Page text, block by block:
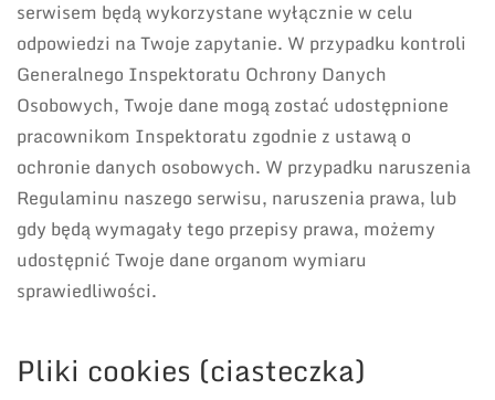
serwisem będą wykorzystane wyłącznie w celu
odpowiedzi na Twoje zapytanie. W przypadku kontroli
Generalnego Inspektoratu Ochrony Danych
Osobowych, Twoje dane mogą zostać udostępnione
pracownikom Inspektoratu zgodnie z ustawą o
ochronie danych osobowych. W przypadku naruszenia
Regulaminu naszego serwisu, naruszenia prawa, lub
gdy będą wymagały tego przepisy prawa, możemy
udostępnić Twoje dane organom wymiaru
sprawiedliwości.
Pliki cookies (ciasteczka)